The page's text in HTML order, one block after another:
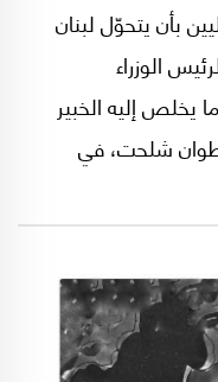
بأن يتحوّل لبنان
الوزراء
يخلص إليه الخبير
شلحت، في
في ضوء سقوط قلعة
الإسرائيلي